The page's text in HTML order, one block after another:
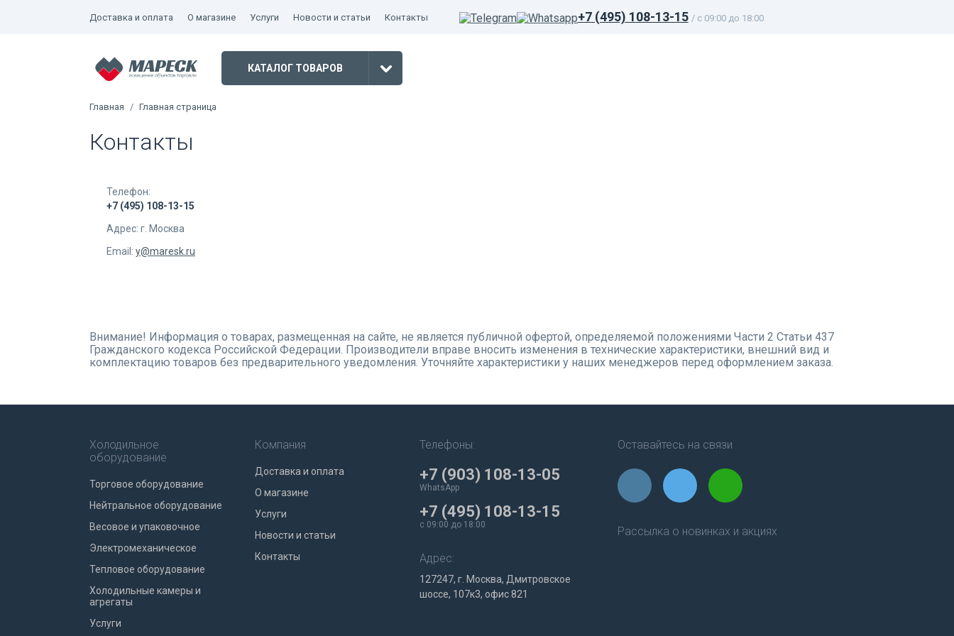
Доставка и оплата О магазине Услуги Новости и статьи Контакты +7 (495) 108-13-15 / c 09:00 до 18:00
КАТАЛОГ ТОВАРОВ
Главная Главная страница
Контакты
Телефон:
+7 (495) 108-13-15
Адрес: г. Москва
Email: y@maresk.ru
Внимание! Информация о товарах, размещенная на сайте, не является публичной офертой, определяемой положениями Части 2 Статьи 437
Гражданского кодекса Российской Федерации. Производители вправе вносить изменения в технические характеристики, внешний вид и
комплектацию товаров без предварительного уведомления. Уточняйте характеристики у наших менеджеров перед оформлением заказа.
Холодильное
оборудование
Торговое оборудование
Нейтральное оборудование
Весовое и упаковочное
Электромеханическое
Тепловое оборудование
Холодильные камеры и
агрегаты
Услуги
Компания
Доставка и оплата
О магазине
Услуги
Новости и статьи
Контакты
Телефоны:
+7 (903) 108-13-05
WhatsApp
+7 (495) 108-13-15
c 09:00 до 18:00
Адрес:
127247, г. Москва, Дмитровское
шоссе, 107к3, офис 821
Оставайтесь на связи
Рассылка о новинках и акциях